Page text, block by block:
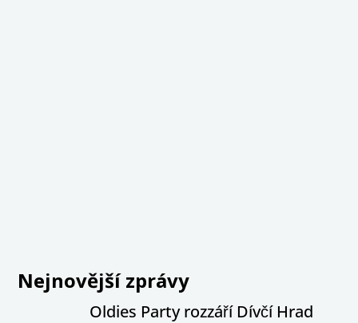
Nejnovější zprávy
Oldies Party rozzáří Dívčí Hrad